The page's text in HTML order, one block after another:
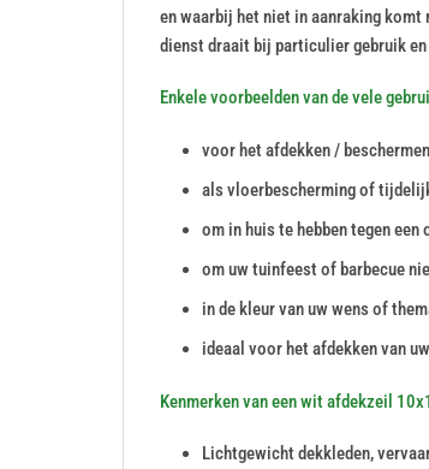
en waarbij het niet in aanraking komt
dienst draait bij particulier gebruik en
Enkele voorbeelden van de vele
voor het afdekken /
als vloerbescherming of
om in huis te hebben tegen een
om uw tuinfeest of barbecue
in de kleur van uw wens of
ideaal voor het afdekken van
Kenmerken van een wit afdekzeil
Lichtgewicht dekkleden,